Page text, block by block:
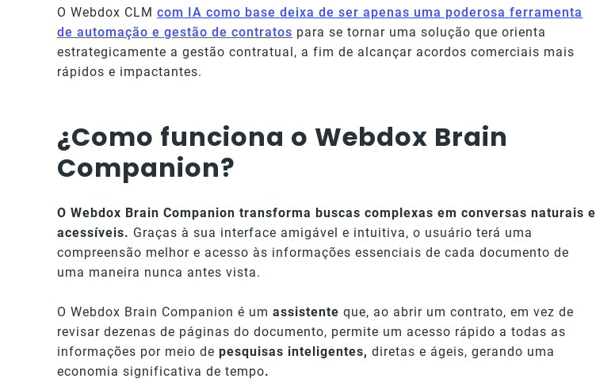
O Webdox CLM com IA como base deixa de ser apenas uma poderosa ferramenta
de automação e gestão de contratos para se tornar uma solução que orienta
estrategicamente a gestão contratual, a fim de alcançar acordos comerciais mais
rápidos e impactantes.
¿Como funciona o Webdox Brain
Companion?
O Webdox Brain Companion transforma buscas complexas em conversas naturais e
acessíveis. Graças à sua interface amigável e intuitiva, o usuário terá uma
compreensão melhor e acesso às informações essenciais de cada documento de
uma maneira nunca antes vista.
O Webdox Brain Companion é um assistente que, ao abrir um contrato, em vez de
revisar dezenas de páginas do documento, permite um acesso rápido a todas as
informações por meio de pesquisas inteligentes, diretas e ágeis, gerando uma
economia significativa de tempo.